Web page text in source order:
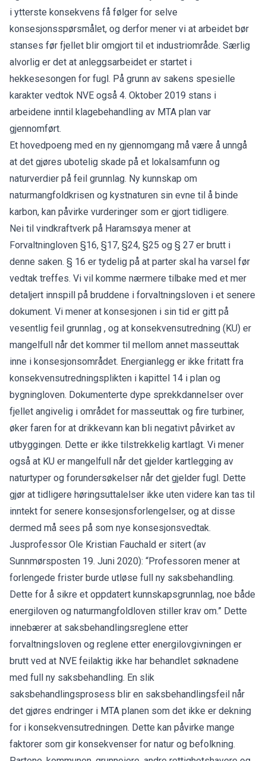
i ytterste konsekvens få følger for selve
konsesjonsspørsmålet, og derfor mener vi at arbeidet bør
stanses før fjellet blir omgjort til et industriområde. Særlig
alvorlig er det at anleggsarbeidet er startet i
hekkesesongen for fugl. På grunn av sakens spesielle
karakter vedtok NVE også 4. Oktober 2019 stans i
arbeidene inntil klagebehandling av MTA plan var
gjennomført.
Et hovedpoeng med en ny gjennomgang må være å unngå
at det gjøres ubotelig skade på et lokalsamfunn og
naturverdier på feil grunnlag. Ny kunnskap om
naturmangfoldkrisen og kystnaturen sin evne til å binde
karbon, kan påvirke vurderinger som er gjort tidligere.
Nei til vindkraftverk på Haramsøya mener at
Forvaltningloven §16, §17, §24, §25 og § 27 er brutt i
denne saken. § 16 er tydelig på at parter skal ha varsel før
vedtak treffes. Vi vil komme nærmere tilbake med et mer
detaljert innspill på bruddene i forvaltningsloven i et senere
dokument. Vi mener at konsesjonen i sin tid er gitt på
vesentlig feil grunnlag , og at konsekvensutredning (KU) er
mangelfull når det kommer til mellom annet masseuttak
inne i konsesjonsområdet. Energianlegg er ikke fritatt fra
konsekvensutredningsplikten i kapittel 14 i plan og
bygningloven. Dokumenterte dype sprekkdannelser over
fjellet angivelig i området for masseuttak og fire turbiner,
øker faren for at drikkevann kan bli negativt påvirket av
utbyggingen. Dette er ikke tilstrekkelig kartlagt. Vi mener
også at KU er mangelfull når det gjelder kartlegging av
naturtyper og forundersøkelser når det gjelder fugl. Dette
gjør at tidligere høringsuttalelser ikke uten videre kan tas til
inntekt for senere konsesjonsforlengelser, og at disse
dermed må sees på som nye konsesjonsvedtak.
Jusprofessor Ole Kristian Fauchald er sitert (av
Sunnmørsposten 19. Juni 2020): “Professoren mener at
forlengede frister burde utløse full ny saksbehandling.
Dette for å sikre et oppdatert kunnskapsgrunnlag, noe både
energiloven og naturmangfoldloven stiller krav om.” Dette
innebærer at saksbehandlingsreglene etter
forvaltningsloven og reglene etter energilovgivningen er
brutt ved at NVE feilaktig ikke har behandlet søknadene
med full ny saksbehandling. En slik
saksbehandlingsprosess blir en saksbehandlingsfeil når
det gjøres endringer i MTA planen som det ikke er dekning
for i konsekvensutredningen. Dette kan påvirke mange
faktorer som gir konsekvenser for natur og befolkning.